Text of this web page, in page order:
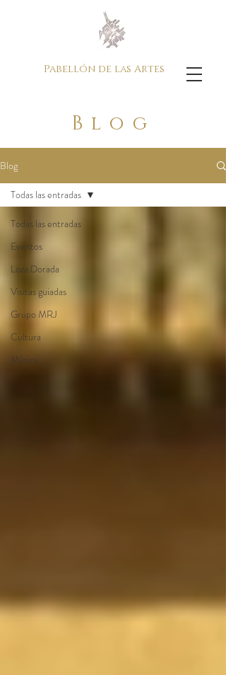
Pabellón de las Artes
Blog
Blog
Todas las entradas
Eventos
Loza Dorada
Visitas guiadas
Grupo MRJ
Cultura
Música
Todas las entradas